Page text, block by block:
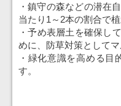
・鎮守の森などの潜在
当たり1～2本の割合で
・予め表層土を確保し
めに、防草対策として
・緑化意識を高める
す。